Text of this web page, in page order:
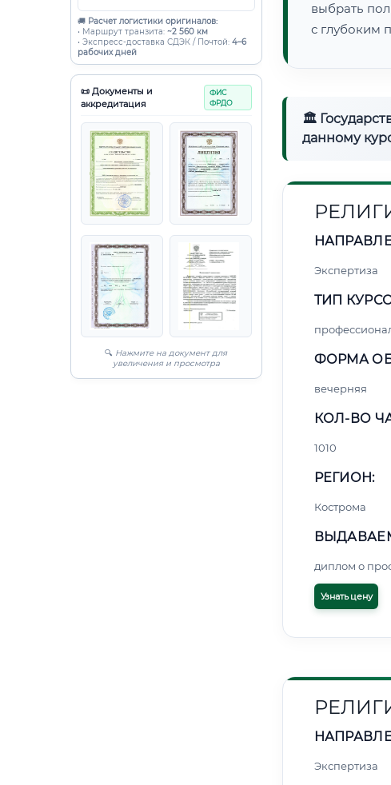
🚚 Расчет логистики оригиналов:
• Маршрут транзита: ~2 560 км
• Экспресс-доставка СДЭК / Почтой: 4–6
рабочих дней
📜 Документы и
аккредитация
ФИС
ФРДО
🔍 Нажмите на документ для
увеличения и просмотра
выбрать
с глубоким
🏛
данному
Экспертиза
ТИП
ФОРМА
вечерняя
КОЛ-ВО
1010
РЕГИОН:
Кострома
диплом о
Узнать цену
Экспертиза